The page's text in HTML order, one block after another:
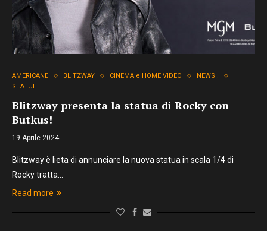
AMERICANE BLITZWAY CINEMA e HOME VIDEO
NEWS !
STATUE
Blitzway presenta la statua di Rocky con
Butkus!
19 Aprile 2024
Blitzway è lieta di annunciare la nuova statua in scala 1/4 di
Rocky tratta…
Read more